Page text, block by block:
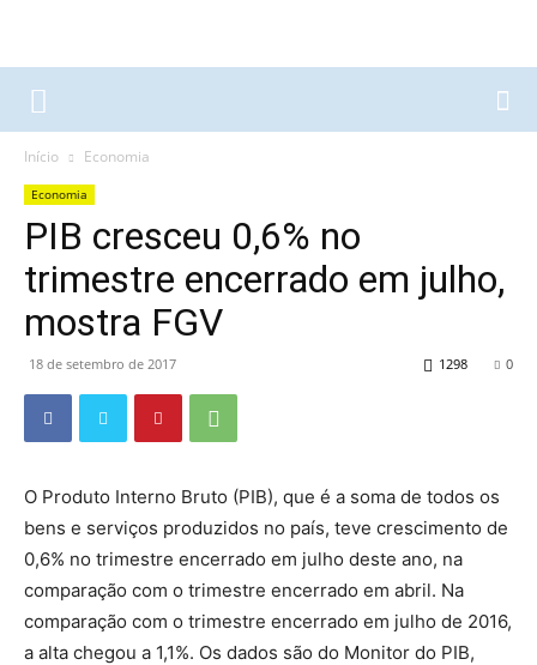
Início Economia
Economia
PIB cresceu 0,6% no
trimestre encerrado em julho,
mostra FGV
18 de setembro de 2017 0
1298
O Produto Interno Bruto (PIB), que é a soma de todos os
bens e serviços produzidos no país, teve crescimento de
0,6% no trimestre encerrado em julho deste ano, na
comparação com o trimestre encerrado em abril. Na
comparação com o trimestre encerrado em julho de 2016,
a alta chegou a 1,1%. Os dados são do Monitor do PIB,